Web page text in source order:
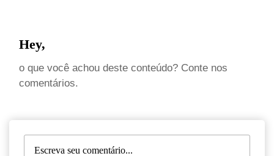
Hey,
o que você achou deste conteúdo? Conte nos
comentários.